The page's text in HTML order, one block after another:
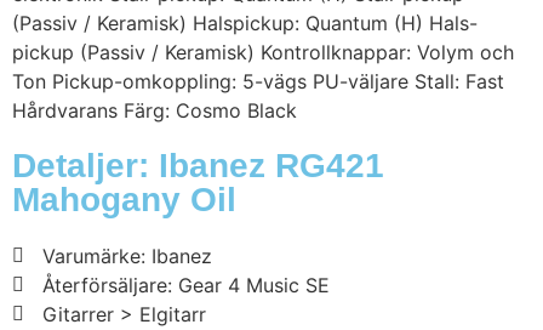
(Passiv / Keramisk) Halspickup: Quantum (H) Hals-
pickup (Passiv / Keramisk) Kontrollknappar: Volym och
Ton Pickup-omkoppling: 5-vägs PU-väljare Stall: Fast
Hårdvarans Färg: Cosmo Black
Detaljer: Ibanez RG421
Mahogany Oil
Varumärke: Ibanez
Återförsäljare: Gear 4 Music SE
Gitarrer > Elgitarr